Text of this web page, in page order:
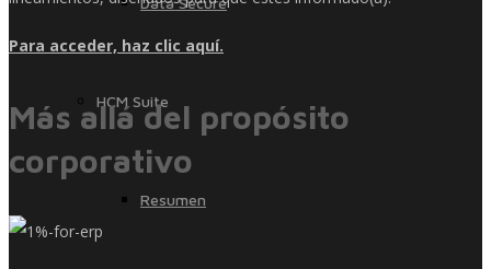
HCM Suite
Resumen
Para acceder, haz clic aquí.
Más allá del propósito
corporativo